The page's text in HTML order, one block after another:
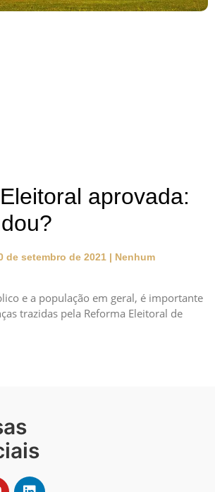
aprovada:
de setembro de 2021
Nenhum
e a população em geral, é importante
trazidas pela Reforma Eleitoral de